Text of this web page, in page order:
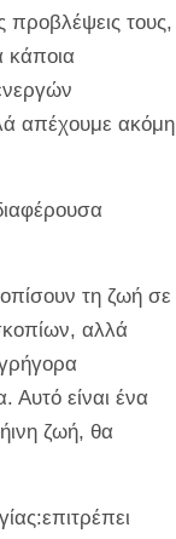
προβλέψεις τους,
κάποια
απέχουμε ακόμη
τη ζωή σε
αλλά
Αυτό είναι ένα
ζωή, θα